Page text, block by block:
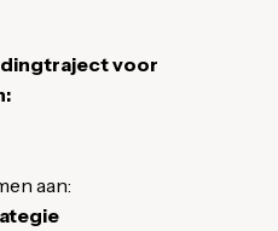
voor
aan: